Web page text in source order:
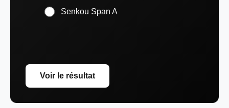
Senkou Span A
Voir le résultat